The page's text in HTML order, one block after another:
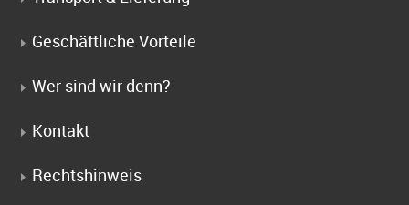
Geschäftliche Vorteile
Wer sind wir denn?
Kontakt
Rechtshinweis